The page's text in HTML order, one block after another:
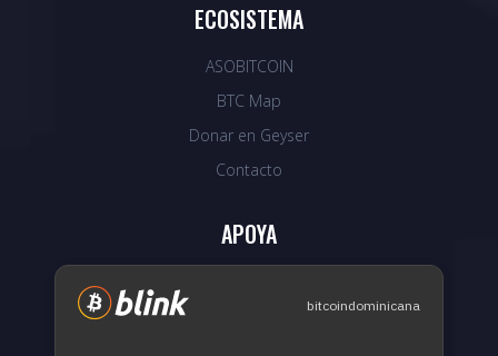
ECOSISTEMA
ASOBITCOIN
BTC Map
Donar en Geyser
Contacto
APOYA
bitcoindominicana